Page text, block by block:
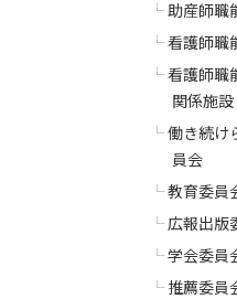
助産師職
看護師職
看護師職
関係施設
働き続け
員会
教育委員
広報出版
学会委員
推薦委員